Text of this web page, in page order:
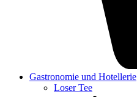
Gastronomie und Hotellerie
Loser Tee